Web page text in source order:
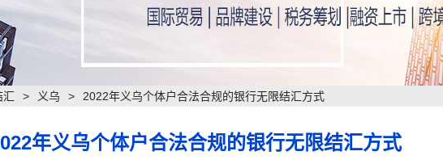
汇 > 义乌 > 2022年义乌个体户合法合规的银行无限结汇方式
年义乌个体户合法合规的银行无限结汇方式